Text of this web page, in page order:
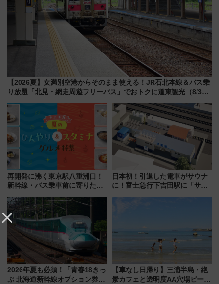
【2026夏】女満別空港からそのまま使える！JR石北本線＆バス乗
り放題「北見・網走周遊フリーパス」でおトクに道東観光（8/3発
再開発に沸く東京駅八重洲口！
新幹線・バス乗車前に寄りたい
やり＆スタミナグルメ」6選【新
店舗も！】
日本初！引退した電車がサウナ
に！富士急行下吉田駅に「サ電
業 行き交う電車の音や振動を
2026年夏も必須！「青春18きっ
ぷ 北海道新幹線オプション券」
【車なし日帰り】三浦半島・絶
景カフェと透明度AA穴場ビーチ